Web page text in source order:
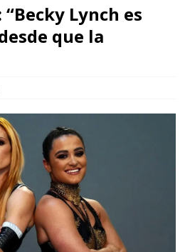
Lynch es
que la